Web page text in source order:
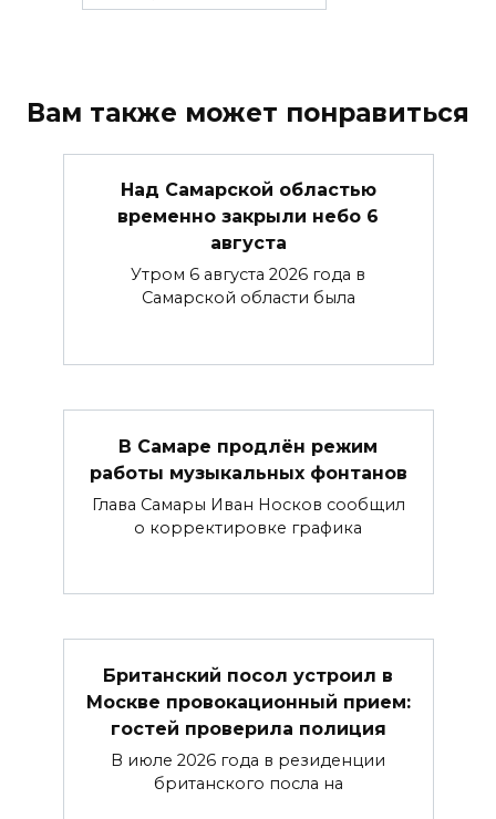
Вам также может понравиться
Над Самарской областью
временно закрыли небо 6
августа
Утром 6 августа 2026 года в
Самарской области была
В Самаре продлён режим
работы музыкальных фонтанов
Глава Самары Иван Носков сообщил
о корректировке графика
Британский посол устроил в
Москве провокационный прием:
гостей проверила полиция
В июле 2026 года в резиденции
британского посла на